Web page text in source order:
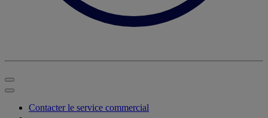
Contacter le service commercial